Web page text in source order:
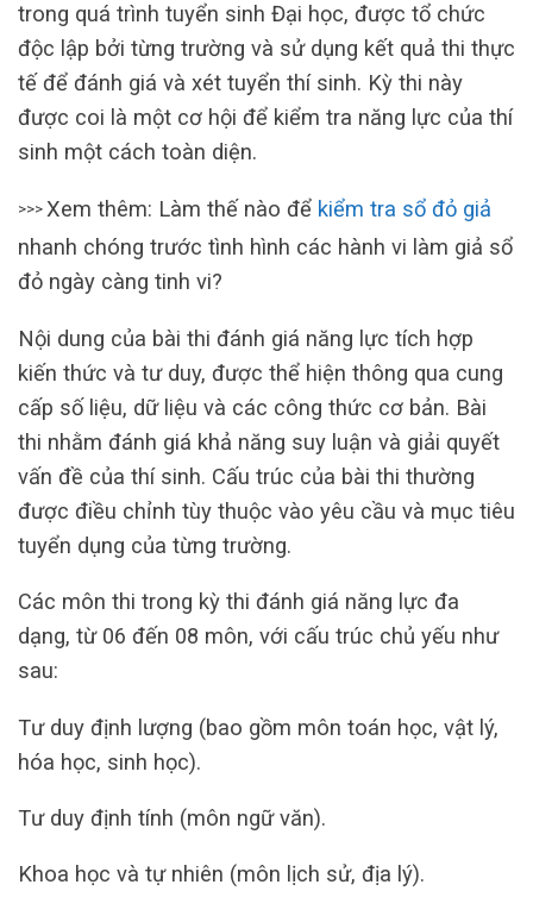
trong quá trình tuyển sinh Đại học, được tổ chức
độc lập bởi từng trường và sử dụng kết quả thi thực
tế để đánh giá và xét tuyển thí sinh. Kỳ thi này
được coi là một cơ hội để kiểm tra năng lực của thí
sinh một cách toàn diện.
>>> Xem thêm: Làm thế nào để kiểm tra sổ đỏ giả
nhanh chóng trước tình hình các hành vi làm giả sổ
đỏ ngày càng tinh vi?
Nội dung của bài thi đánh giá năng lực tích hợp
kiến thức và tư duy, được thể hiện thông qua cung
cấp số liệu, dữ liệu và các công thức cơ bản. Bài
thi nhằm đánh giá khả năng suy luận và giải quyết
vấn đề của thí sinh. Cấu trúc của bài thi thường
được điều chỉnh tùy thuộc vào yêu cầu và mục tiêu
tuyển dụng của từng trường.
Các môn thi trong kỳ thi đánh giá năng lực đa
dạng, từ 06 đến 08 môn, với cấu trúc chủ yếu như
sau:
Tư duy định lượng (bao gồm môn toán học, vật lý,
hóa học, sinh học).
Tư duy định tính (môn ngữ văn).
Khoa học và tự nhiên (môn lịch sử, địa lý).